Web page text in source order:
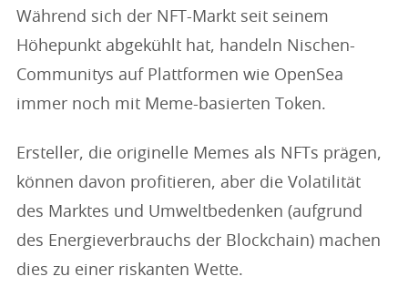
Während sich der NFT-Markt seit seinem
Höhepunkt abgekühlt hat, handeln Nischen-
Communitys auf Plattformen wie OpenSea
immer noch mit Meme-basierten Token.
Ersteller, die originelle Memes als NFTs prägen,
können davon profitieren, aber die Volatilität
des Marktes und Umweltbedenken (aufgrund
des Energieverbrauchs der Blockchain) machen
dies zu einer riskanten Wette.